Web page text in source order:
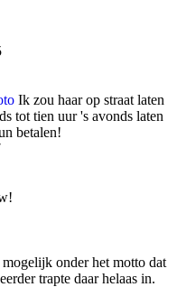
Ik zou haar op straat laten
tot tien uur 's avonds laten
betalen!
onder het motto dat
trapte daar helaas in.